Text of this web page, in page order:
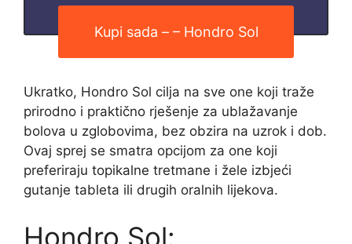
Kupi sada – – Hondro Sol
Ukratko, Hondro Sol cilja na sve one koji traže
prirodno i praktično rješenje za ublažavanje
bolova u zglobovima, bez obzira na uzrok i dob.
Ovaj sprej se smatra opcijom za one koji
preferiraju topikalne tretmane i žele izbjeći
gutanje tableta ili drugih oralnih lijekova.
Hondro Sol: